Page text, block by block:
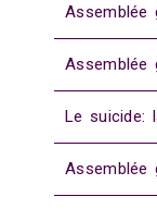
Assemblée
Assemblée
Le suicide:
Assemblée